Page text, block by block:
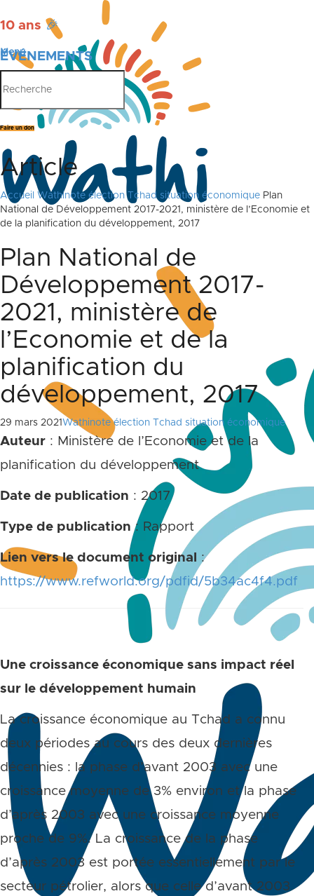
10 ans 🎉
ÉVÉNEMENTS
PUBLICATIONS
Menu
Faire un don
Article
Accueil Wathinote élection Tchad situation économique Plan
National de Développement 2017-2021, ministère de l’Economie et
de la planification du développement, 2017
Plan National de
Développement 2017-
2021, ministère de
l’Economie et de la
planification du
développement, 2017
29 mars 2021 Wathinote élection Tchad situation économique
Auteur : Ministère de l’Economie et de la
planification du développement
Date de publication : 2017
Type de publication : Rapport
Lien vers le document original
:
https://www.refworld.org/pdfid/5b34ac4f4.pdf
Une croissance économique sans impact réel
sur le développement humain
La croissance économique au Tchad a connu
deux périodes au cours des deux dernières
décennies : la phase d’avant 2003 avec une
croissance moyenne de 3% environ et la phase
d’après 2003 avec une croissance moyenne
proche de 9%. La croissance de la phase
d’après 2003 est portée essentiellement par le
secteur pétrolier, alors que celle d’avant 2003